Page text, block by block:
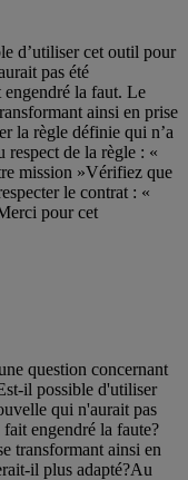
d’utiliser cet outil pour
pas été
la faut. Le
ainsi en prise
la règle définie qui n’a
respect de la règle : «
mission »Vérifiez que
le contrat : «
pour cet
question concernant
il possible d'utiliser
qui n'aurait pas
engendré la faute?
transformant ainsi en
il plus adapté?Au